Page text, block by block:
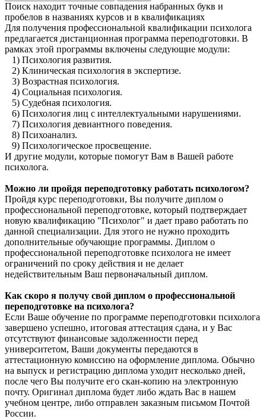
Поиск находит точные совпадения набранных букв и
пробелов в названиях курсов и в квалификациях
Для получения профессиональной квалификации психолога
предлагается дистанционная программа переподготовки. В
рамках этой программы включены следующие модули:
1) Психология развития.
2) Клиническая психология в экспертизе.
3) Возрастная психология.
4) Социальная психология.
5) Судебная психология.
6) Психология лиц с интеллектуальными нарушениями.
7) Психология девиантного поведения.
8) Психоанализ.
9) Психологическое просвещение.
И другие модули, которые помогут Вам в Вашей работе
психолога.
Можно ли пройдя переподготовку работать психологом?
Пройдя курс переподготовки, Вы получите диплом о
профессиональной переподготовке, который подтверждает
новую квалификацию "Психолог" и дает право работать по
данной специализации. Для этого не нужно проходить
дополнительные обучающие программы. Диплом о
профессиональной переподготовке психолога не имеет
ограничений по сроку действия и не делает
недействительным Ваш первоначальный диплом.
Как скоро я получу свой диплом о профессиональной
переподготовке на психолога?
Если Ваше обучение по программе переподготовки психолога
завершено успешно, итоговая аттестация сдана, и у Вас
отсутствуют финансовые задолженности перед
университетом, Ваши документы передаются в
аттестационную комиссию на оформление диплома. Обычно
на выпуск и регистрацию диплома уходит несколько дней,
после чего Вы получите его скан-копию на электронную
почту. Оригинал диплома будет либо ждать Вас в нашем
учебном центре, либо отправлен заказным письмом Почтой
России.